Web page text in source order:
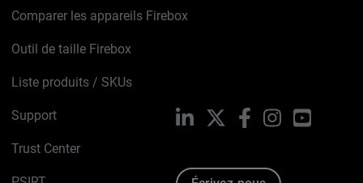
Comparer les appareils Firebox
Outil de taille Firebox
Liste produits / SKUs
Support
Trust Center
LinkedIn FacebookInstagramYouTube